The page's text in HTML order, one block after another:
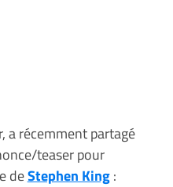
a récemment partagé
teaser pour
deStephen King: